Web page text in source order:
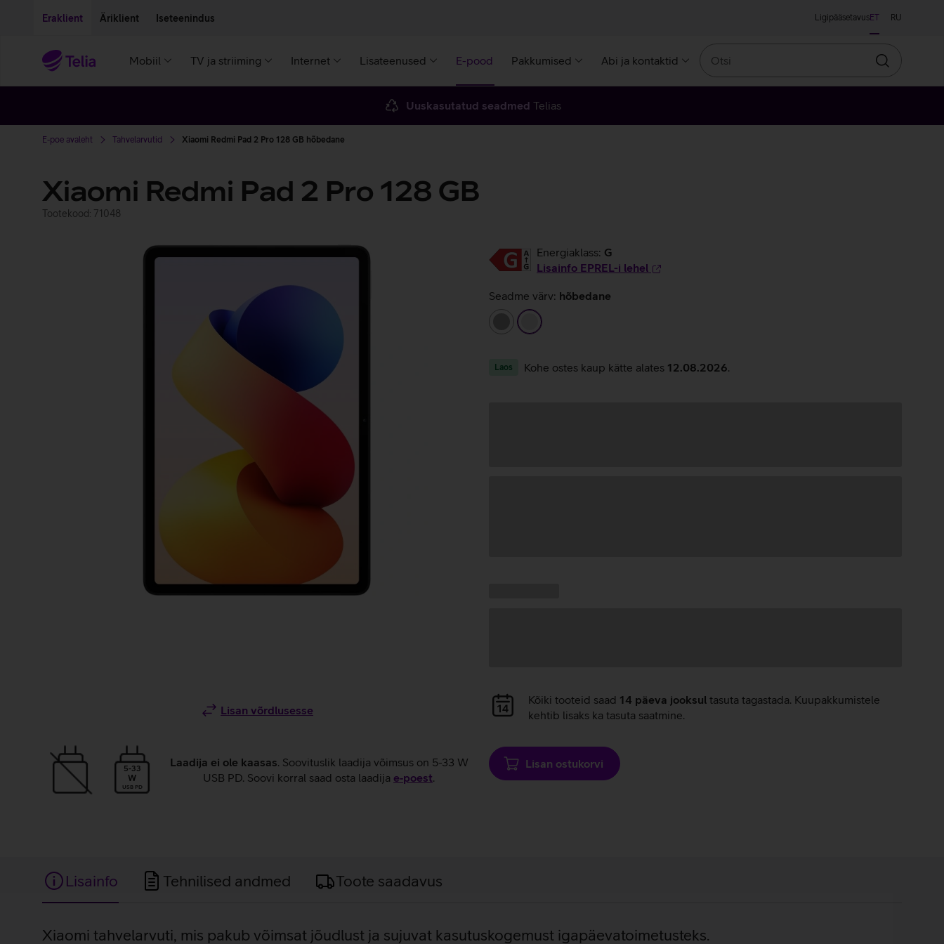
Eraklient Äriklient Iseteenindus LigipääsetavusET RU
Mobiil TV ja striiming Internet Lisateenused E-pood Pakkumised Abi ja kontaktid
Otsin
Uuskasutatud seadmed Telias
E-poe avaleht Tahvelarvutid Xiaomi Redmi Pad 2 Pro 128 GB hõbedane
Xiaomi Redmi Pad 2 Pro 128 GB
Tootekood: 71048
Lisan võrdlusesse
5-33
W
USB PD
Laadija ei ole kaasas. Soovituslik laadija võimsus on 5-33 W
USB PD. Soovi korral saad osta laadija e‑poest.
Energiaklass: G
Lisainfo EPREL-i lehel
Seadme värv: hõbedane
hall
hõbedane
Laos Kohe ostes kaup kätte alates 12.08.2026
Andmete
laadimine
Kõiki tooteid saad 14 päeva jooksul tasuta tagastada. Kuupakkumistele
kehtib lisaks ka tasuta saatmine.
Lisan ostukorvi
Lisainfo Tehnilised andmed Toote saadavus
Xiaomi tahvelarvuti, mis pakub võimsat jõudlust ja sujuvat kasutuskogemust igapäevatoimetusteks.